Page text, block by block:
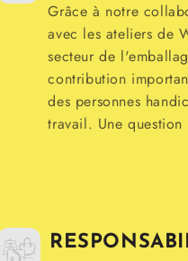
Grâce à notre
avec les ateliers de
secteur de
contribution
des personnes
travail. Une